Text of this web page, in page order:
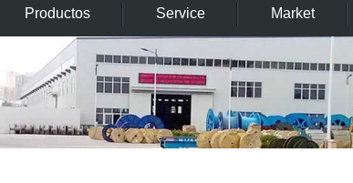
Productos Service Market